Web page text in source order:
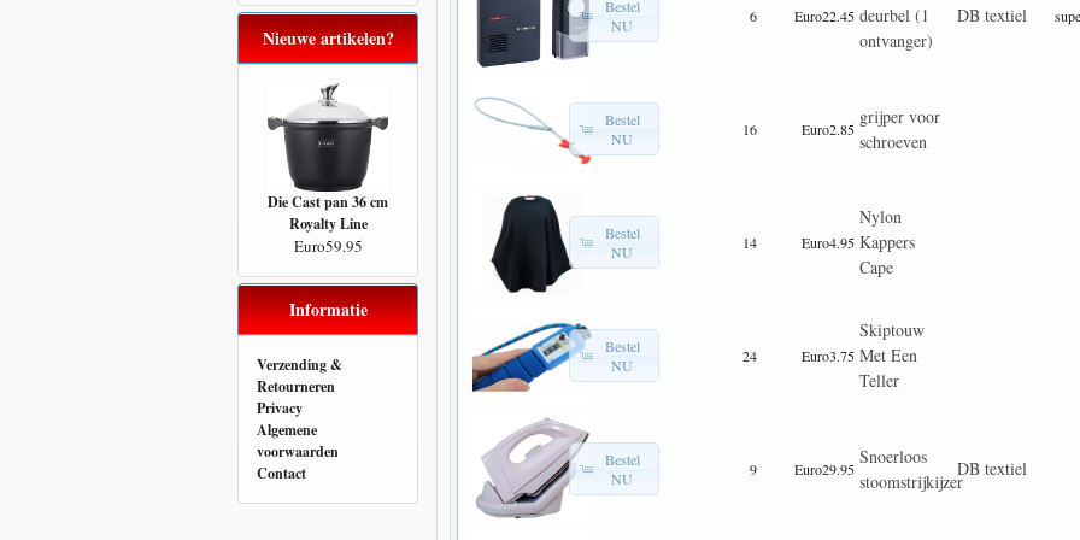
Bestel
NU
6 Euro22.45 deurbel (1
ontvanger)
DB textiel
Bestel
NU
16 Euro2.85
grijper voor
schroeven
Bestel
NU
14 Euro4.95
Nylon
Kappers
Cape
Bestel
NU
24 Euro3.75
Skiptouw
Met Een
Teller
Bestel
NU
9 Euro29.95
Snoerloos
stoomstrijkijzer
DB textiel
Nieuwe artikelen?
Die Cast pan 36 cm
Royalty Line
Euro59.95
Informatie
Verzending &
Retourneren
Privacy
Algemene
voorwaarden
Contact